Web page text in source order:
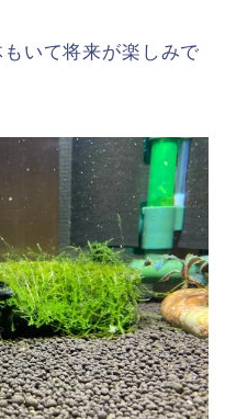
いて将来が楽しみで